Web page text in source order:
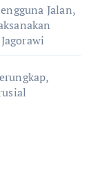
Jalan,